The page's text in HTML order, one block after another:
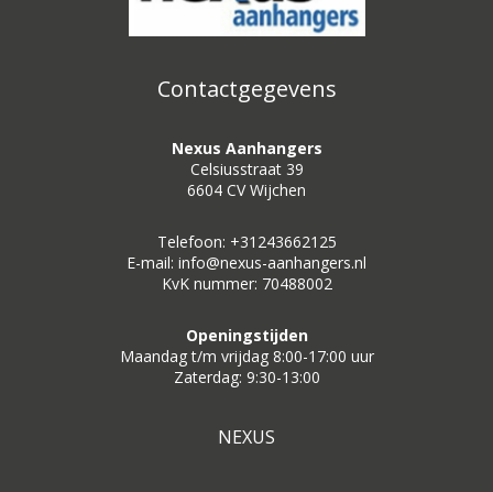
Contactgegevens
Nexus Aanhangers
Celsiusstraat 39
6604 CV Wijchen
Telefoon: +31243662125
E-mail: info@nexus-aanhangers.nl
KvK nummer: 70488002
Openingstijden
Maandag t/m vrijdag 8:00-17:00 uur
Zaterdag: 9:30-13:00
NEXUS